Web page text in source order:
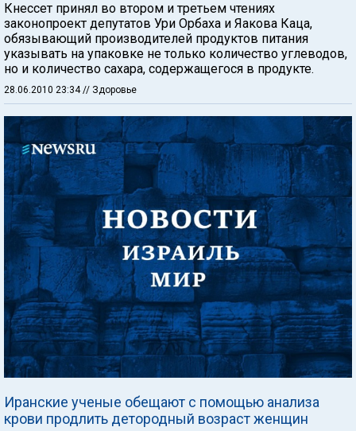
Кнессет принял во втором и третьем чтениях
законопроект депутатов Ури Орбаха и Яакова Каца,
обязывающий производителей продуктов питания
указывать на упаковке не только количество углеводов,
но и количество сахара, содержащегося в продукте.
28.06.2010 23:34// Здоровье
Иранские ученые обещают с помощью анализа
крови продлить детородный возраст женщин